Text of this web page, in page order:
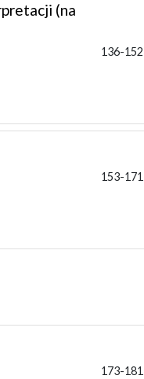
(na
136-152
153-171
173-181